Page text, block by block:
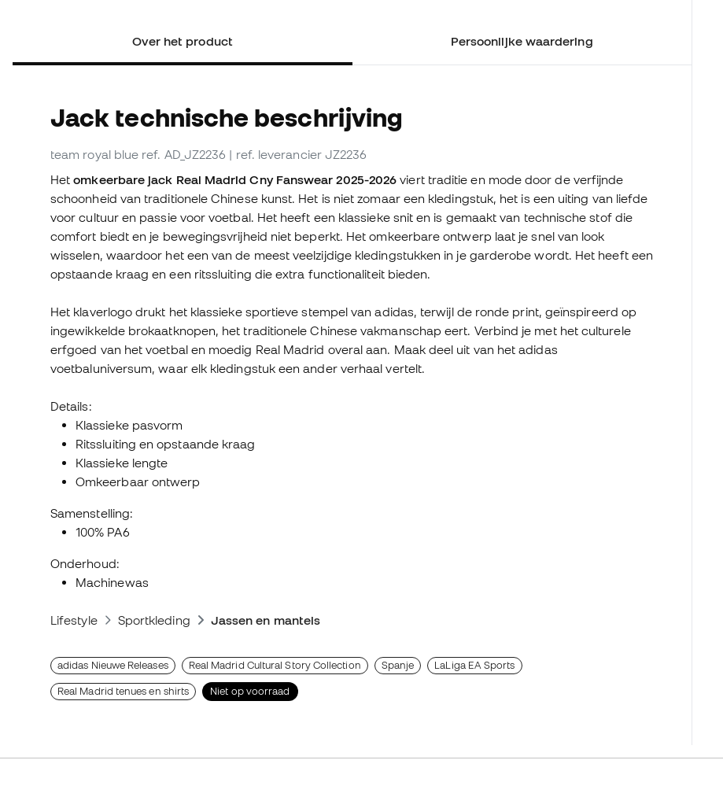
Over het product Persoonlijke waardering
Jack technische beschrijving
team royal blue ref. AD_JZ2236 | ref. leverancier JZ2236
Hetomkeerbare jack Real Madrid Cny Fanswear 2025-2026 viert traditie en mode door de verfijnde
schoonheid van traditionele Chinese kunst. Het is niet zomaar een kledingstuk, het is een uiting van liefde
voor cultuur en passie voor voetbal. Het heeft een klassieke snit en is gemaakt van technische stof die
comfort biedt en je bewegingsvrijheid niet beperkt. Het omkeerbare ontwerp laat je snel van look
wisselen, waardoor het een van de meest veelzijdige kledingstukken in je garderobe wordt. Het heeft een
opstaande kraag en een ritssluiting die extra functionaliteit bieden.
Het klaverlogo drukt het klassieke sportieve stempel van adidas, terwijl de ronde print, geïnspireerd op
ingewikkelde brokaatknopen, het traditionele Chinese vakmanschap eert. Verbind je met het culturele
erfgoed van het voetbal en moedig Real Madrid overal aan. Maak deel uit van het adidas
voetbaluniversum, waar elk kledingstuk een ander verhaal vertelt.
Details:
Klassieke pasvorm
Ritssluiting en opstaande kraag
Klassieke lengte
Omkeerbaar ontwerp
Samenstelling:
100% PA6
Onderhoud:
Machinewas
Lifestyle Sportkleding Jassen en mantels
adidas Nieuwe Releases Real Madrid Cultural Story Collection Spanje LaLiga EA Sports
Real Madrid tenues en shirts Niet op voorraad